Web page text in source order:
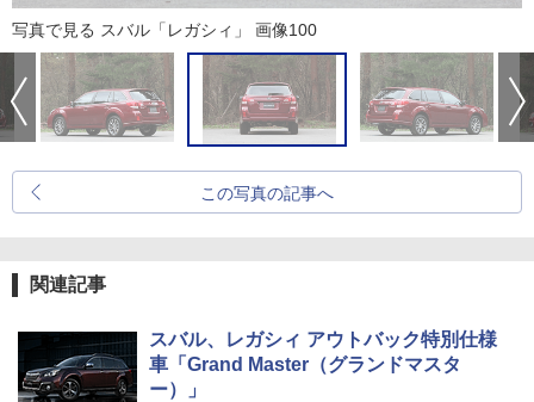
写真で見る スバル「レガシィ」 画像100
この写真の記事へ
関連記事
スバル、レガシィ アウトバック特別仕様
車「Grand Master（グランドマスタ
ー）」